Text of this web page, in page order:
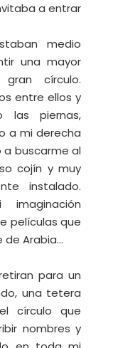
a entrar
medio
una mayor
círculo.
entre ellos y
las piernas,
a mi derecha
a buscarme al
cojín y muy
instalado.
películas que
de Arabia…
para un
una tetera
círculo que
nombres y